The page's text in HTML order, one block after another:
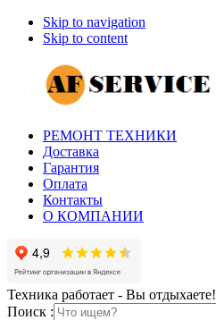
Skip to navigation
Skip to content
РЕМОНТ ТЕХНИКИ
Доставка
Гарантия
Оплата
Контакты
О КОМПАНИИ
Техника работает - Вы отдыхаете!
Поиск :